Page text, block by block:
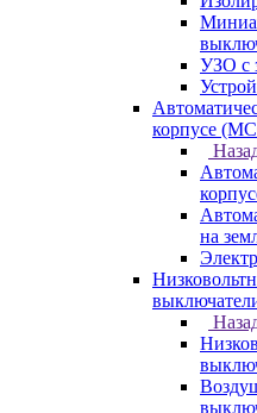
УЗО с
корпусе
на